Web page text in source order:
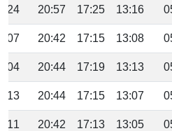
13:16
17:25
20:57
13:08
17:15
20:42
13:13
17:19
20:44
13:07
17:15
20:44
13:05
17:13
20:42